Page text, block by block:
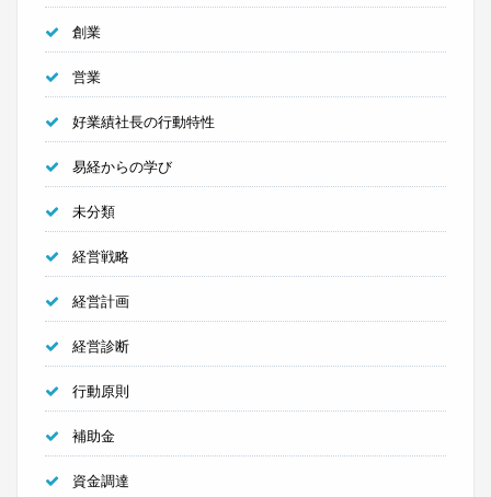
創業
営業
好業績社長の行動特性
易経からの学び
未分類
経営戦略
経営計画
経営診断
行動原則
補助金
資金調達